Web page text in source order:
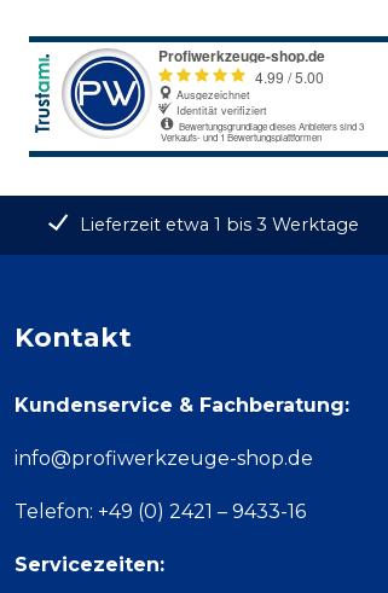
Lieferzeit etwa 1 bis 3 Werktage
Kontakt
Kundenservice & Fachberatung:
info@profiwerkzeuge-shop.de
Telefon: +49 (0) 2421 – 9433-16
Servicezeiten: